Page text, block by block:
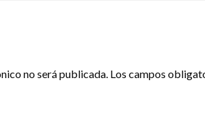
no será publicada. Los campos